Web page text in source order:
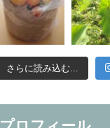
さらに読み込む...